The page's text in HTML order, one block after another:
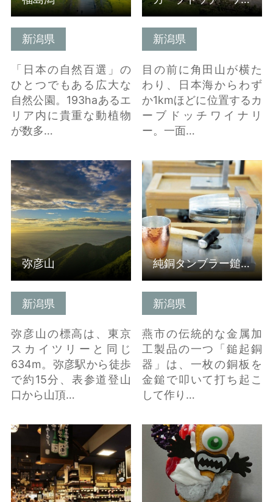
新潟県
「日本の自然百選」の
ひとつでもある広大な
自然公園。193haあるエ
リア内に貴重な動植物
が数多…
新潟県
目の前に角田山が横た
わり、日本海からわず
か1kmほどに位置するカ
ーブドッチワイナリ
ー。一面…
新潟県
弥彦山の標高は、東京
スカイツリーと同じ
634m。弥彦駅から徒歩
で約15分、表参道登山
口から山頂…
弥彦山 の詳細はこちら
弥彦山
新潟県
燕市の伝統的な金属加
工製品の一つ「鎚起銅
器」は、一枚の銅板を
金鎚で叩いて打ち起こ
して作り…
純銅タンブラー鎚目入
れ体験等、ものづくり
体験 の詳細はこちら
純銅タンブラー鎚目入れ体験等、ものづくり体験
ぽんしゅ館 の詳細はこ
ジェラテリア･レガーロ
の詳細はこちら